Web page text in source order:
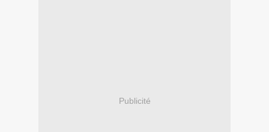
Publicité